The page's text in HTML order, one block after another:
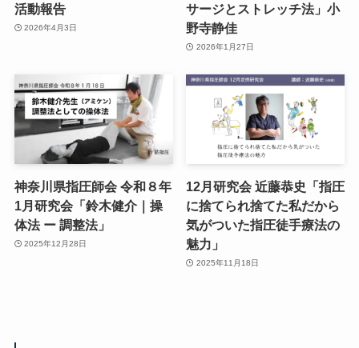
活動報告
2026年4月3日
サージとストレッチ法」小
野寺静佳
2026年1月27日
神奈川県指圧師会 令和８年
1月研究会「鈴木健介｜操
体法 ー 調整法」
2025年12月28日
12月研究会 近藤恭史「指圧
に捨てられ捨てた私だから
気がついた指圧徒手療法の
魅力」
2025年11月18日